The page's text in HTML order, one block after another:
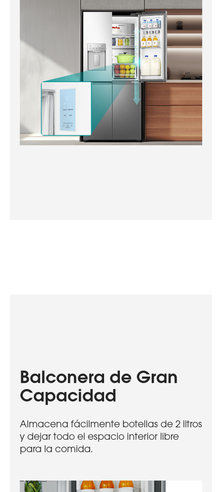
Balconera de Gran
Capacidad
Almacena fácilmente botellas de 2 litros
y dejar todo el espacio interior libre
para la comida.